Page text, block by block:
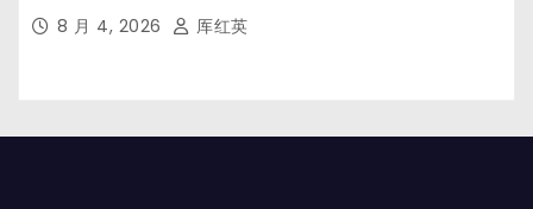
8 月 4, 2026 厍红英